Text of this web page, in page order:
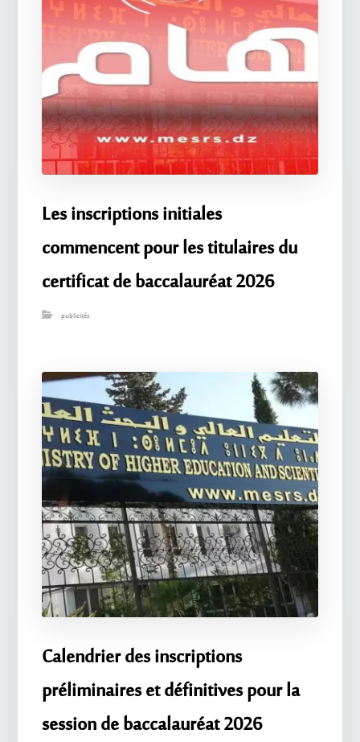
Les inscriptions initiales
commencent pour les titulaires du
certificat de baccalauréat 2026
publicités
Calendrier des inscriptions
préliminaires et définitives pour la
session de baccalauréat 2026